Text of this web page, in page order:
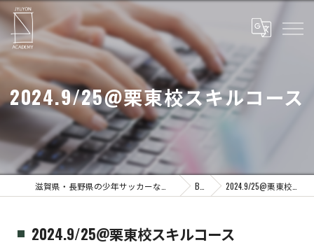
2024.9/25@栗東校スキルコース
Blog 2024.9/25@栗東校スキルコース
2024.9/25@栗東校スキルコース